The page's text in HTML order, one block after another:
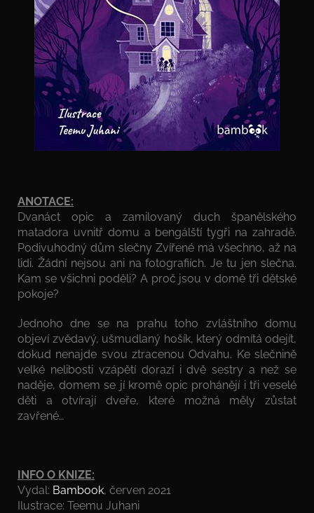
ANOTACE:
Dvanáct opic a zamilovaný duch španělského
matadora uvnitř domu a bengálští tygři na zahradě.
Podivuhodný dům slečny Zvířené má všechno, až na
lidi. Žádní nejsou ani na fotografiích. Je tu jen slečna.
Kam se všichni poděli? A proč jsou v domě tři dětské
pokoje?
Jednoho dne se na prahu toho zvláštního domu
objeví zvědavý, ušmudlaný hošík, který odmítá odejít,
dokud nenajde svou ztracenou Odvahu. Ke slečnině
velké nelibosti vzápětí dorazí i dvě sestry a než se
naděje, domem se jí kromě opic prohánějí i tři veselé
děti a otvírají dveře, které možná měly zůstat
zavřené…
INFO O KNIZE:
Vydal: Bambook, červen 2021
Ilustrace: Teemu Juhani